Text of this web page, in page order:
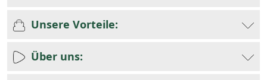
Unsere Vorteile:
Über uns: